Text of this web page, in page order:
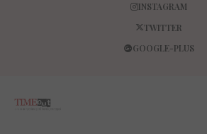
INSTAGRAM
TWITTER
GOOGLE-PLUS